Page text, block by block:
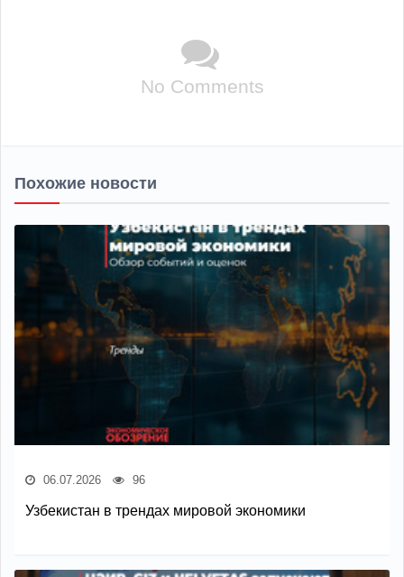
No Comments
Похожие новости
06.07.2026 96
Узбекистан в трендах мировой экономики